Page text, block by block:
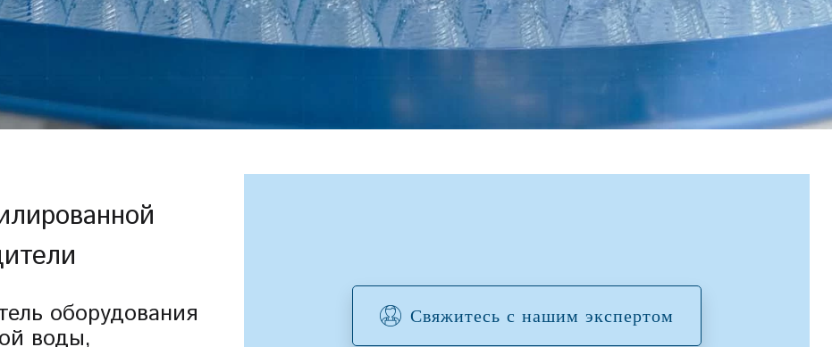
оборудования
воды,
Свяжитесь с нашим экспертом